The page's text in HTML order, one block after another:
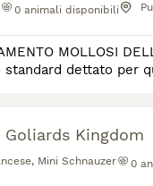
0 animali disponibili
MOLLOSI
standard dettato per
Kingdom
Mini Schnauzer 0